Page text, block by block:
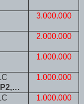
3.000.000
2.000.000
1.000.000
1.000.000
1.000.000